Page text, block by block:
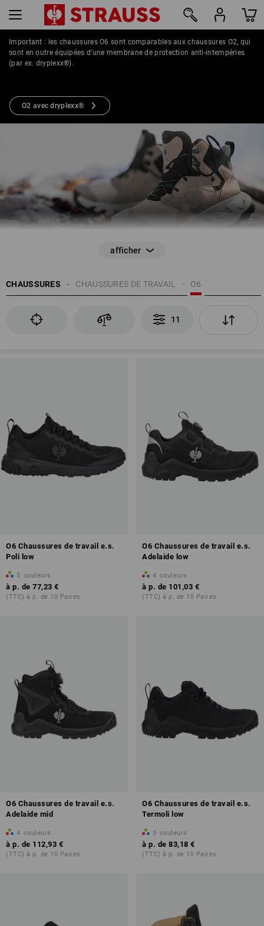
Important : les chaussures O6 sont comparables aux chaussures O2, qui
sont en outre équipées d’une membrane de protection anti-intempéries
(par ex. dryplexx®).
O2 avec dryplexx®
CHAUSSURES DE TRAVAIL O6
Étanchéité certifiée
EN ISO 20347
CHAUSSURES O6
CHAUSSURES DE TRAVAIL
11
11
O6 Chaussures de travail e.s.
Poli low
5 couleurs
à p. de 77,23 €
(TTC) à p. de 10 Paires
O6 Chaussures de travail e.s.
Adelaide low
4 couleurs
à p. de 101,03 €
(TTC) à p. de 10 Paires
O6 Chaussures de travail e.s.
Adelaide mid
4 couleurs
à p. de 112,93 €
(TTC) à p. de 10 Paires
O6 Chaussures de travail e.s.
Termoli low
3 couleurs
à p. de 83,18 €
(TTC) à p. de 10 Paires